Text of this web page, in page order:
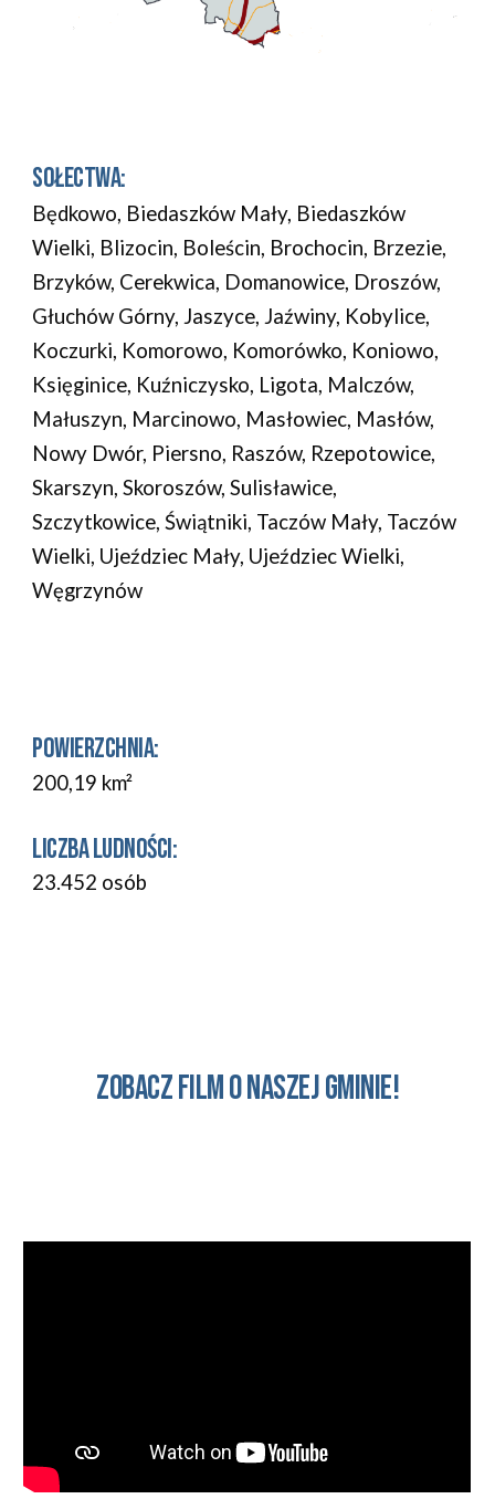
SOŁECTWA:
Będkowo, Biedaszków Mały, Biedaszków
Wielki, Blizocin, Boleścin, Brochocin, Brzezie,
Brzyków, Cerekwica, Domanowice, Droszów,
Głuchów Górny, Jaszyce, Jaźwiny, Kobylice,
Koczurki, Komorowo, Komorówko, Koniowo,
Księginice, Kuźniczysko, Ligota, Malczów,
Małuszyn, Marcinowo, Masłowiec, Masłów,
Nowy Dwór, Piersno, Raszów, Rzepotowice,
Skarszyn, Skoroszów, Sulisławice,
Szczytkowice, Świątniki, Taczów Mały, Taczów
Wielki, Ujeździec Mały, Ujeździec Wielki,
Węgrzynów
POWIERZCHNIA:
200,19 km²
LICZBA LUDNOŚCI:
23.452 osób
Zobaczfilmo naszej Gminie!